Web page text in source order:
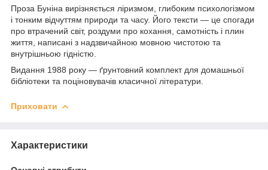
Проза Буніна вирізняється ліризмом, глибоким психологізмом
і тонким відчуттям природи та часу. Його тексти — це спогади
про втрачений світ, роздуми про кохання, самотність і плин
життя, написані з надзвичайною мовною чистотою та
внутрішньою гідністю.
Видання 1988 року — ґрунтовний комплект для домашньої
бібліотеки та поціновувачів класичної літератури.
Приховати
Характеристики